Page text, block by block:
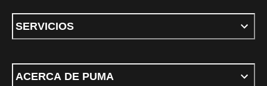
SERVICIOS
ACERCA DE PUMA